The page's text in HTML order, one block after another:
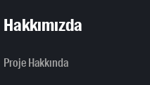
Hakkımızda
Proje Hakkında